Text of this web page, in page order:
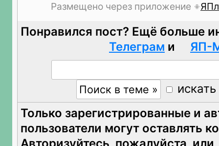
Размещено через приложение
Понравился пост? Ещё больше
Телеграм и ЯП-
Только зарегистрированные и
пользователи могут оставлять